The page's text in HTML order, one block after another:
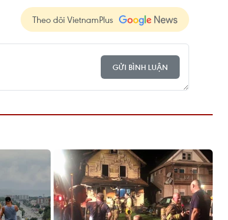
Theo dõi VietnamPlus
GỬI BÌNH LUẬN